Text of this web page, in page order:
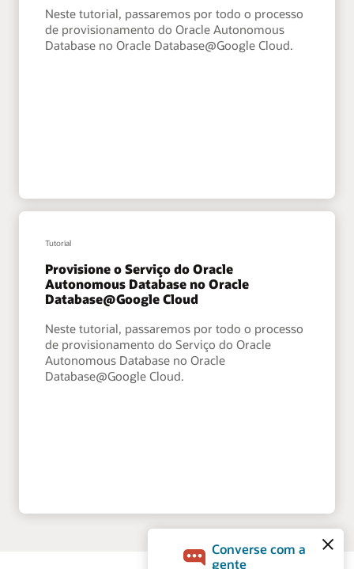
Neste tutorial, passaremos por todo o processo
de provisionamento do Oracle Autonomous
Database no Oracle Database@Google Cloud.
Tutorial
Provisione o Serviço do Oracle
Autonomous Database no Oracle
Database@Google Cloud
Neste tutorial, passaremos por todo o processo
de provisionamento do Serviço do Oracle
Autonomous Database no Oracle
Database@Google Cloud.